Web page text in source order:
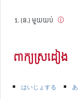
(ន.) មួយយប់
ពាក្យស្រដៀង
はいじょする